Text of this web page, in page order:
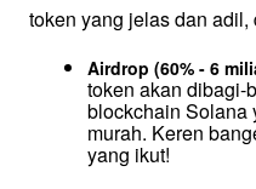
token yang jelas dan adil,
Airdrop (60% - 6
token akan dibagi-
blockchain Solana
murah. Keren
yang ikut!